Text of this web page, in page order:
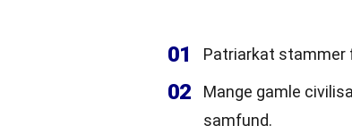
01 Patriarkat stammer
02
Mange gamle
samfund.